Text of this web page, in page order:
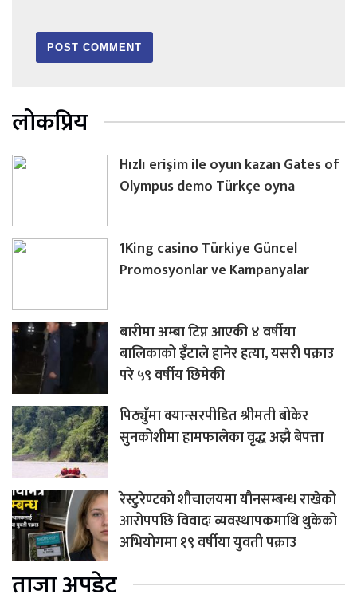
लोकप्रिय
Hızlı erişim ile oyun kazan Gates of
Olympus demo Türkçe oyna
1King casino Türkiye Güncel
Promosyonlar ve Kampanyalar
बारीमा अम्बा टिप्न आएकी ४ वर्षीया
बालिकाको इँटाले हानेर हत्या, यसरी पक्राउ
परे ५९ वर्षीय छिमेकी
पिठ्युँमा क्यान्सरपीडित श्रीमती बोकेर
सुनकोशीमा हामफालेका वृद्ध अझै बेपत्ता
रेस्टुरेण्टको शौचालयमा यौनसम्बन्ध राखेको
आरोपपछि विवादः व्यवस्थापकमाथि थुकेको
अभियोगमा १९ वर्षीया युवती पक्राउ
ताजा अपडेट